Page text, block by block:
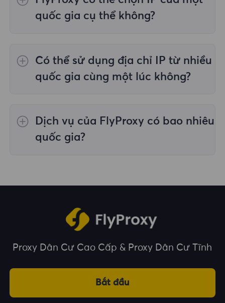
quốc gia cụ thể không?
toàn thế giới; Proxy dân cư không giới hạn
không hỗ trợ việc lựa chọn proxy cho các
quốc gia/khu vực được chỉ định;
Proxy dân
thời điểm mua.
Có thể sử dụng địa chỉ IP từ nhiều
quốc gia cùng một lúc không?
những trường hợp bạn cần thực hiện tác vụ
trên nhiều vị trí địa lý.
Dịch vụ của FlyProxy có bao nhiêu
quốc gia?
Proxy Dân Cư Cao Cấp & Proxy Dân Cư Tĩnh
Bắt đầu